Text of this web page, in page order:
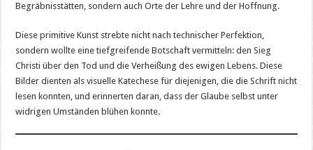
Begräbnisstätten, sondern auch Orte der Lehre und der Hoffnung.
Diese primitive Kunst strebte nicht nach technischer Perfektion,
sondern wollte eine tiefgreifende Botschaft vermitteln: den Sieg
Christi über den Tod und die Verheißung des ewigen Lebens. Diese
Bilder dienten als visuelle Katechese für diejenigen, die die Schrift nicht
lesen konnten, und erinnerten daran, dass der Glaube selbst unter
widrigen Umständen blühen konnte.